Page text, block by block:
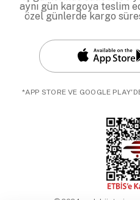
aynı gün kargoya teslim
özel günlerde kargo
*APP STORE VE GOOGLE